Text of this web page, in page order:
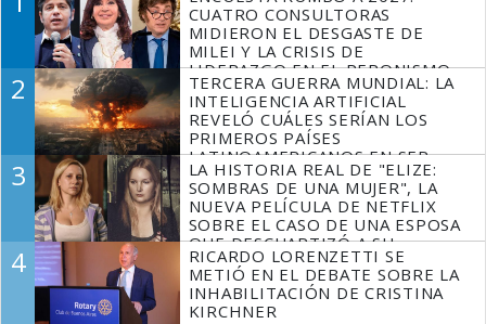
CUATRO CONSULTORAS
MIDIERON EL DESGASTE DE
MILEI Y LA CRISIS DE
LIDERAZGO EN EL PERONISMO
2
TERCERA GUERRA MUNDIAL: LA
INTELIGENCIA ARTIFICIAL
REVELÓ CUÁLES SERÍAN LOS
PRIMEROS PAÍSES
LATINOAMERICANOS EN SER
DERROTADOS
3
LA HISTORIA REAL DE "ELIZE:
SOMBRAS DE UNA MUJER", LA
NUEVA PELÍCULA DE NETFLIX
SOBRE EL CASO DE UNA ESPOSA
QUE DESCUARTIZÓ A SU
MARIDO
4
RICARDO LORENZETTI SE
METIÓ EN EL DEBATE SOBRE LA
INHABILITACIÓN DE CRISTINA
KIRCHNER